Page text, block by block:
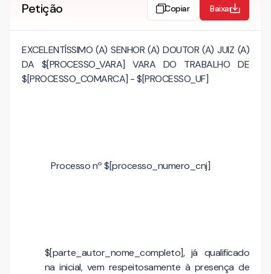
Petição Copiar Baixar
EXCELENTÍSSIMO (A) SENHOR (A) DOUTOR (A) JUIZ (A)
DA $[PROCESSO_VARA] VARA DO TRABALHO DE
$[PROCESSO_COMARCA] - $[PROCESSO_UF]
Processo nº $[processo_numero_cnj]
$[parte_autor_nome_completo], já qualificado
na inicial, vem respeitosamente à presença de